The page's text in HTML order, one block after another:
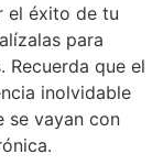
el éxito de tu
para
Recuerda que el
inolvidable
se vayan con